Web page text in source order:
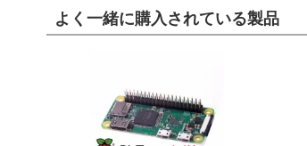
よく一緒に購入されている製品